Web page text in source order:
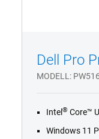
Dell Pro
MODELL
Intel ® Core™
Windows 11